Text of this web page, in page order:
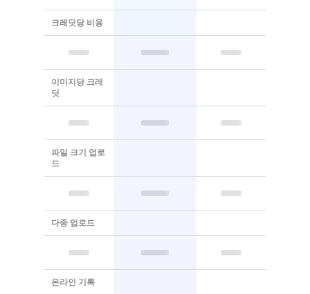
크레딧당 비용
이미지당 크레
딧
파일 크기 업로
드
다중 업로드
온라인 기록